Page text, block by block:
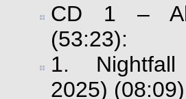
CD 1 –
(53:23):
1. Nightfall
2025) (08:09)